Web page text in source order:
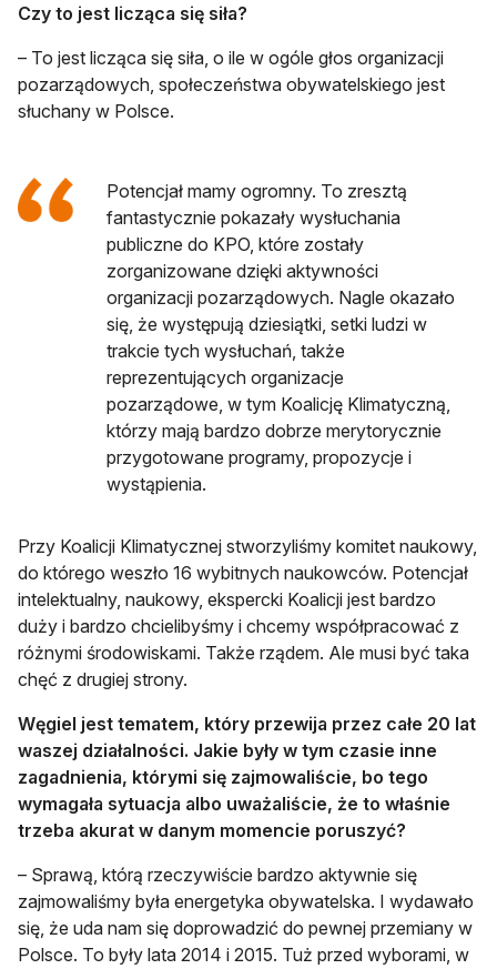
Czy to jest licząca się siła?
– To jest licząca się siła, o ile w ogóle głos organizacji
pozarządowych, społeczeństwa obywatelskiego jest
słuchany w Polsce.
Potencjał mamy ogromny. To zresztą
fantastycznie pokazały wysłuchania
publiczne do KPO, które zostały
zorganizowane dzięki aktywności
organizacji pozarządowych. Nagle okazało
się, że występują dziesiątki, setki ludzi w
trakcie tych wysłuchań, także
reprezentujących organizacje
pozarządowe, w tym Koalicję Klimatyczną,
którzy mają bardzo dobrze merytorycznie
przygotowane programy, propozycje i
wystąpienia.
Przy Koalicji Klimatycznej stworzyliśmy komitet naukowy,
do którego weszło 16 wybitnych naukowców. Potencjał
intelektualny, naukowy, ekspercki Koalicji jest bardzo
duży i bardzo chcielibyśmy i chcemy współpracować z
różnymi środowiskami. Także rządem. Ale musi być taka
chęć z drugiej strony.
Węgiel jest tematem, który przewija przez całe 20 lat
waszej działalności. Jakie były w tym czasie inne
zagadnienia, którymi się zajmowaliście, bo tego
wymagała sytuacja albo uważaliście, że to właśnie
trzeba akurat w danym momencie poruszyć?
– Sprawą, którą rzeczywiście bardzo aktywnie się
zajmowaliśmy była energetyka obywatelska. I wydawało
się, że uda nam się doprowadzić do pewnej przemiany w
Polsce. To były lata 2014 i 2015. Tuż przed wyborami, w